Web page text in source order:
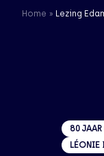
Het
56 resultaten
Home » Lezing
80
LÉONIE